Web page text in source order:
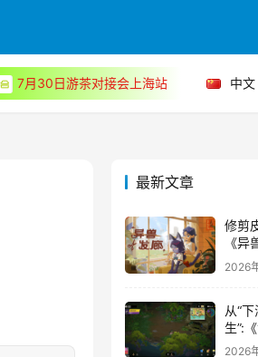
7月30日游茶对接会上海站 中
最新文章
修剪
《异
2026
从“
生”:
DLC
2026